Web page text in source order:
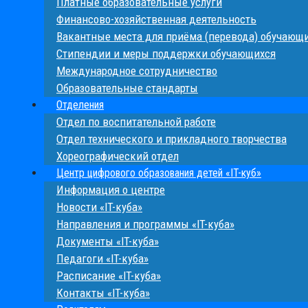
Финансово-хозяйственная деятельность
Вакантные места для приёма (перевода)
Стипендии и меры поддержки обучающихся
Международное сотрудничество
Образовательные стандарты
Отделения
Отдел по воспитательной работе
Отдел технического и прикладного творчества
Хореографический отдел
Центр цифрового образования детей «IT-куб»
Информация о центре
Новости «IT-куба»
Направления и программы «IT-куба»
Документы «IT-куба»
Педагоги «IT-куба»
Расписание «IT-куба»
Контакты «IT-куба»